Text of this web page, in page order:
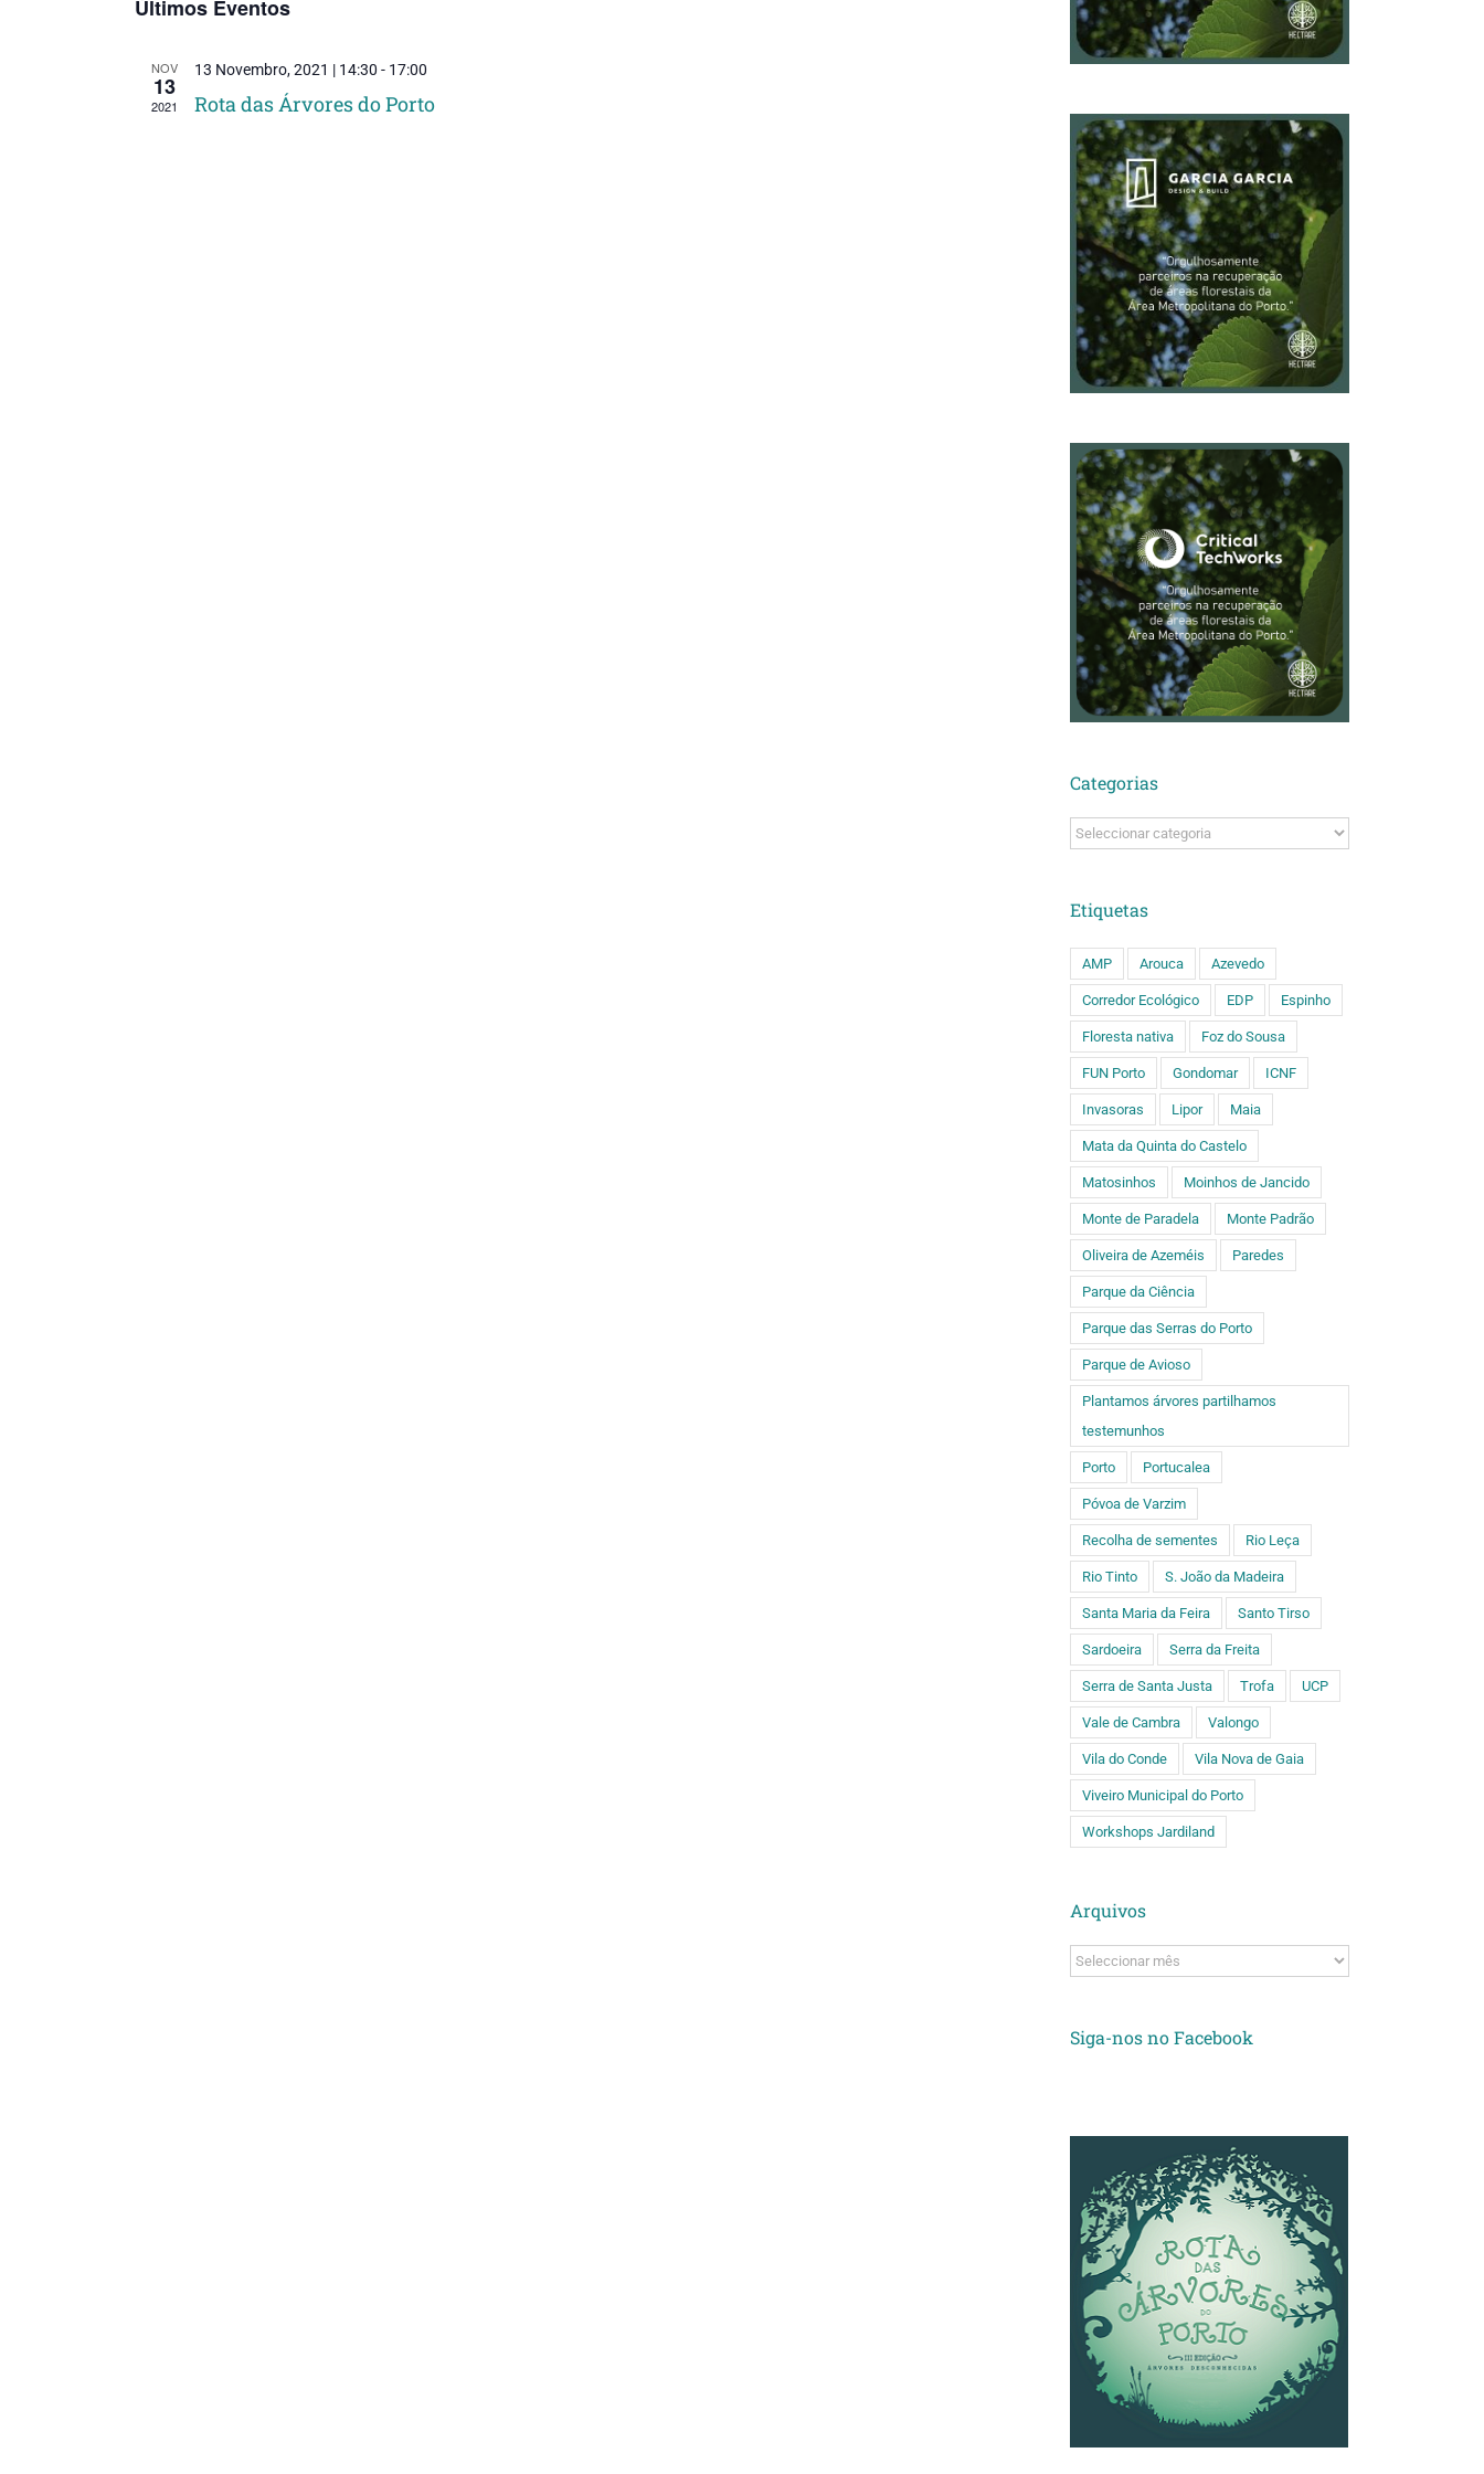
Últimos Eventos
NOV
13
2021
13 Novembro, 2021 | 14:30 - 17:00
Rota das Árvores do Porto
Categorias
Categorias
Etiquetas
AMP Arouca Azevedo
Corredor Ecológico EDP Espinho
Floresta nativa Foz do Sousa
FUN Porto Gondomar ICNF
Invasoras Lipor Maia
Mata da Quinta do Castelo
Matosinhos Moinhos de Jancido
Monte de Paradela Monte Padrão
Oliveira de Azeméis Paredes
Parque da Ciência
Parque das Serras do Porto
Parque de Avioso
Plantamos árvores partilhamos
testemunhos
Porto Portucalea
Póvoa de Varzim
Recolha de sementes Rio Leça
Rio Tinto S. João da Madeira
Santa Maria da Feira Santo Tirso
Sardoeira Serra da Freita
Serra de Santa Justa Trofa UCP
Vale de Cambra Valongo
Vila do Conde Vila Nova de Gaia
Viveiro Municipal do Porto
Workshops Jardiland
Arquivos
Arquivos
Siga-nos no Facebook